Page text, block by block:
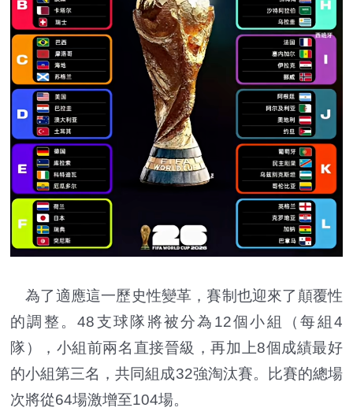
為了適應這一歷史性變革，賽制也迎來了顛覆性
的調整。48支球隊將被分為12個小組（每組4
隊），小組前兩名直接晉級，再加上8個成績最好
的小組第三名，共同組成32強淘汰賽。比賽的總場
次將從64場激增至104場。